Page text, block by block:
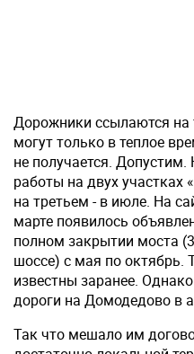
Дорожники ссылаются на
могут только в теплое
не получается.
работы на двух участках
на третьем - в июле. На
марте появилось
полном закрытии моста
шоссе) с мая по октябрь.
известны заранее.
дороги на Домодедово в
Так что мешало им